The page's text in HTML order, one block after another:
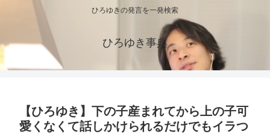
ひろゆきの発言を一発検索
ひろゆき事典
【ひろゆき】下の子産まれてから上の子可
愛くなくて話しかけられるだけでもイラつ